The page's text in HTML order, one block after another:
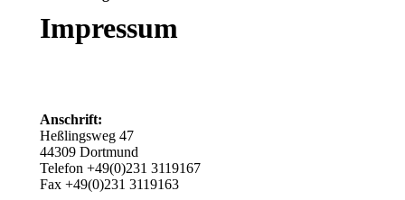
Impressum
Anschrift:
Heßlingsweg 47
44309 Dortmund
Telefon +49(0)231 3119167
Fax +49(0)231 3119163